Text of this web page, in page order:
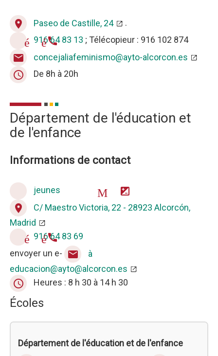
place Paseo de Castille, 24 .
téléphone
916 64 83 13 ; Télécopieur : 916 102 874
email concejaliafeminismo@ayto-alcorcon.es
query_builder De 8h à 20h
Département de l'éducation et
de l'enfance
Informations de contact
accueil Maison des
jeunes
place
C/ Maestro Victoria, 22 - 28923 Alcorcón,
Madrid
téléphone
916 64 83 69
envoyer un e-
mail
à
educacion@ayto@alcorcon.es
query_builder Heures : 8 h 30 à 14 h 30
Écoles
Département de l'éducation et de l'enfance